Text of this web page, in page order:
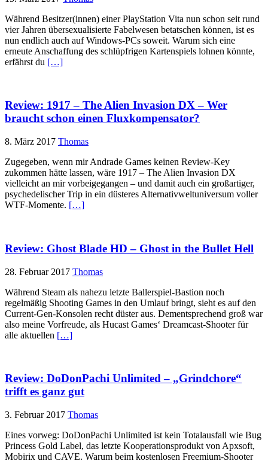
Während Besitzer(innen) einer PlayStation Vita nun schon seit rund
vier Jahren übersexualisierte Fabelwesen betatschen können, ist es
nun endlich auch auf Windows-PCs soweit. Warum sich eine
erneute Anschaffung des schlüpfrigen Kartenspiels lohnen könnte,
erfährst du […]
Review: 1917 – The Alien Invasion DX – Wer
braucht schon einen Fluxkompensator?
8. März 2017 Thomas
Zugegeben, wenn mir Andrade Games keinen Review-Key
zukommen hätte lassen, wäre 1917 – The Alien Invasion DX
vielleicht an mir vorbeigegangen – und damit auch ein großartiger,
psychedelischer Trip in ein düsteres Alternativweltuniversum voller
WTF-Momente. […]
Review: Ghost Blade HD – Ghost in the Bullet Hell
28. Februar 2017 Thomas
Während Steam als nahezu letzte Ballerspiel-Bastion noch
regelmäßig Shooting Games in den Umlauf bringt, sieht es auf den
Current-Gen-Konsolen recht düster aus. Dementsprechend groß war
also meine Vorfreude, als Hucast Games‘ Dreamcast-Shooter für
alle aktuellen […]
Review: DoDonPachi Unlimited – „Grindchore“
trifft es ganz gut
3. Februar 2017 Thomas
Eines vorweg: DoDonPachi Unlimited ist kein Totalausfall wie Bug
Princess Gold Label, das letzte Kooperationsprodukt von Apxsoft,
Mobirix und CAVE. Warum beim kostenlosen Freemium-Shooter